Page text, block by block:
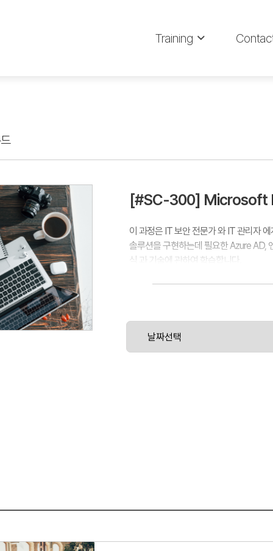
Training
[#SC-300] Microsoft
이 과정은 IT 보안 전문가 와 IT 관리자
솔루션을 구현하는데 필요한 Azure AD,
식 과 기술에 관하여 학습합니다.